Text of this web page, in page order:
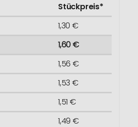
Stückpreis*
1,30 €
1,60 €
1,56 €
1,53 €
1,51 €
1,49 €